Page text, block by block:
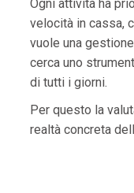
Ogni attività ha
velocità in cassa,
vuole una
cerca uno
di tutti i giorni.
Per questo la
realtà concreta